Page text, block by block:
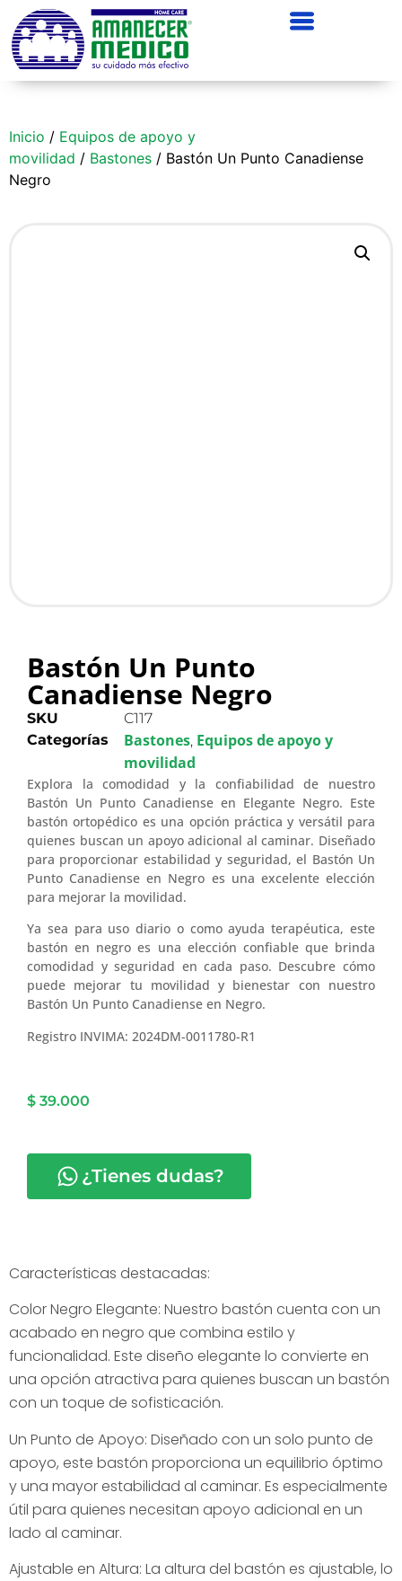
Inicio / Equipos de apoyo y
movilidad / Bastones / Bastón Un Punto Canadiense
Negro
Bastón Un Punto
Canadiense Negro
SKU
C117
Categorías
Bastones, Equipos de apoyo y
movilidad
Explora la comodidad y la confiabilidad de nuestro
Bastón Un Punto Canadiense en Elegante Negro. Este
bastón ortopédico es una opción práctica y versátil para
quienes buscan un apoyo adicional al caminar. Diseñado
para proporcionar estabilidad y seguridad, el Bastón Un
Punto Canadiense en Negro es una excelente elección
para mejorar la movilidad.
Ya sea para uso diario o como ayuda terapéutica, este
bastón en negro es una elección confiable que brinda
comodidad y seguridad en cada paso. Descubre cómo
puede mejorar tu movilidad y bienestar con nuestro
Bastón Un Punto Canadiense en Negro.
Registro INVIMA: 2024DM-0011780-R1
$ 39.000
¿Tienes dudas?
Características destacadas:
Color Negro Elegante: Nuestro bastón cuenta con un
acabado en negro que combina estilo y
funcionalidad. Este diseño elegante lo convierte en
una opción atractiva para quienes buscan un bastón
con un toque de sofisticación.
Un Punto de Apoyo: Diseñado con un solo punto de
apoyo, este bastón proporciona un equilibrio óptimo
y una mayor estabilidad al caminar. Es especialmente
útil para quienes necesitan apoyo adicional en un
lado al caminar.
Ajustable en Altura: La altura del bastón es ajustable, lo